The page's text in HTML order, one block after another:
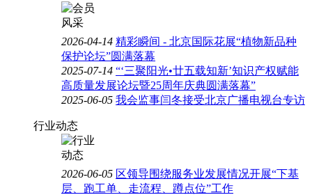
2026-04-14 精彩瞬间 - 北京国际花展“植物新品种
保护论坛”圆满落幕
2025-07-14 “‘三聚阳光•廿五载知新’知识产权赋能
高质量发展论坛暨25周年庆典圆满落幕”
2025-06-05 我会监事闫冬接受北京广播电视台专访
行业动态
2026-06-05 区领导围绕服务业发展情况开展“下基
层、跑工单、走流程、蹲点位”工作